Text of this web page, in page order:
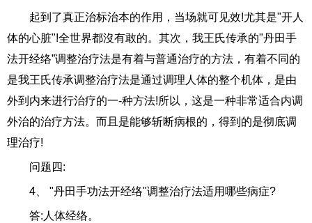
起到了真正治标治本的作用，当场就可见效!尤其是"开人
体的心脏"!全世界都沒有敢的。其次，我王氏传承的"丹田手
法开经络”调整治疗法是有着与普通治疗的方法，有着不同的
是我王氏传承调整治疗法是通过调理人体的整个机体，是由
外到内来进行治疗的一-种方法!所以，这是一种非常适合内调
外治的治疗方法。而且是能够斩断病根的，得到的是彻底调
理治疗!
问题四:
4、 "丹田手功法开经络"调整治疗法适用哪些病症?
答:人体经络。